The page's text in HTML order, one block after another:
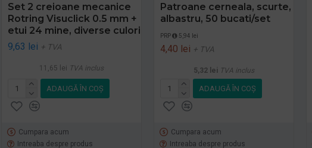
Set 2 creioane mecanice
Rotring Visuclick 0.5 mm +
etui 24 mine, diverse culori
9,63 lei + TVA
11,65 lei TVA inclus
ADAUGĂ ÎN COŞ
Cumpara acum
Intreaba despre produs
Patroane cerneala, scurte,
albastru, 50 bucati/set
PRP 5,94 lei
4,40 lei + TVA
5,32 lei TVA inclus
ADAUGĂ ÎN COŞ
Cumpara acum
Intreaba despre produs